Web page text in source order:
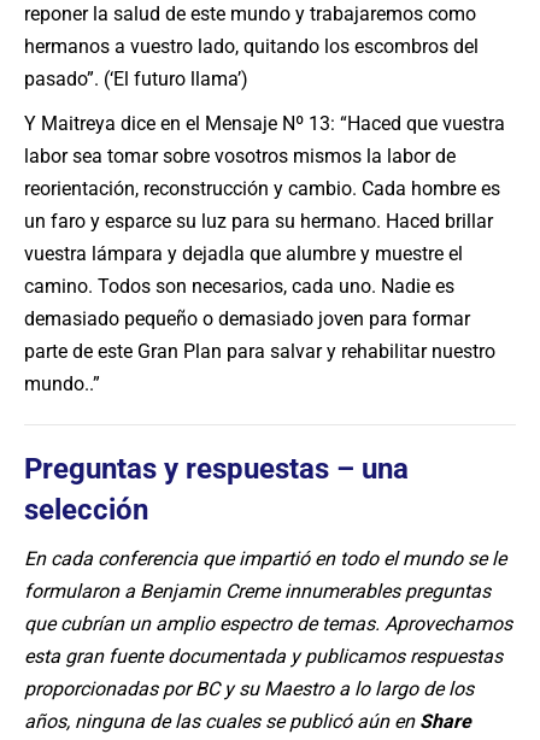
reponer la salud de este mundo y trabajaremos como
hermanos a vuestro lado, quitando los escombros del
pasado”. (‘El futuro llama’)
Y Maitreya dice en el Mensaje Nº 13: “Haced que vuestra
labor sea tomar sobre vosotros mismos la labor de
reorientación, reconstrucción y cambio. Cada hombre es
un faro y esparce su luz para su hermano. Haced brillar
vuestra lámpara y dejadla que alumbre y muestre el
camino. Todos son necesarios, cada uno. Nadie es
demasiado pequeño o demasiado joven para formar
parte de este Gran Plan para salvar y rehabilitar nuestro
mundo..”
Preguntas y respuestas – una
selección
En cada conferencia que impartió en todo el mundo se le
formularon a Benjamin Creme innumerables preguntas
que cubrían un amplio espectro de temas. Aprovechamos
esta gran fuente documentada y publicamos respuestas
proporcionadas por BC y su Maestro a lo largo de los
años, ninguna de las cuales se publicó aún en Share